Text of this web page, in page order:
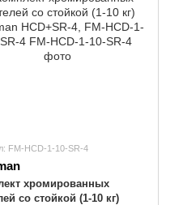
FM-HCD-1-10-SR-4
хромированных
со стойкой (1-10 кг)